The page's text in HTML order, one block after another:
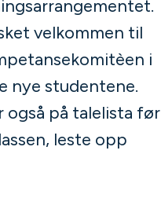
velkommen til
i
nye studentene.
også på talelista før
leste opp